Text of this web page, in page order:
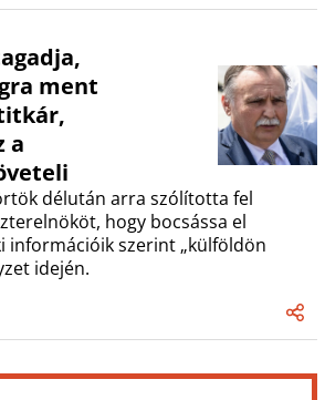
ment
a
délután arra szólította fel
hogy bocsássa el
információik szerint „külföldön
idején.